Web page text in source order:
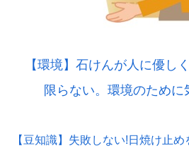
【環境】石けんが人に優し
限らない。環境のために
【豆知識】失敗しない!日焼け止